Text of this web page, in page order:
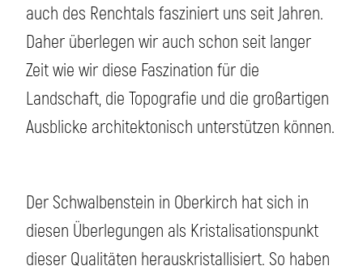
auch des Renchtals fasziniert uns seit Jahren.
Daher überlegen wir auch schon seit langer
Zeit wie wir diese Faszination für die
Landschaft, die Topografie und die großartigen
Ausblicke architektonisch unterstützen können.
Der Schwalbenstein in Oberkirch hat sich in
diesen Überlegungen als Kristalisationspunkt
dieser Qualitäten herauskristallisiert. So haben